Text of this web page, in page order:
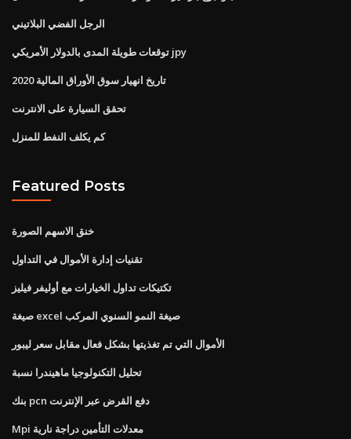
الرجل الفضي البلاتيني
توقعات طويلة المدى بالدولار الأمريكي jpy
تاريخ انهيار سوق الأوراق المالية 2020
تحقق السيارة على الانترنت
كم يكلف النفط للمنزل
Featured Posts
خنق الاسهم الصورة
تقنيات إدارة الأموال في التداول
تكتيكات تداول الخيارات مع أوليفر فيليز
صيغة excel صيغة النمو السنوي المركب
الأموال التي تم تغذيتها بشكل فعال مقابل سعر ليبور
تحليل التكنولوجيا ماهيندرا نسبة
بنك pcn دفع القرض عبر الإنترنت
Mpi معدلات التأمين دراجة نارية